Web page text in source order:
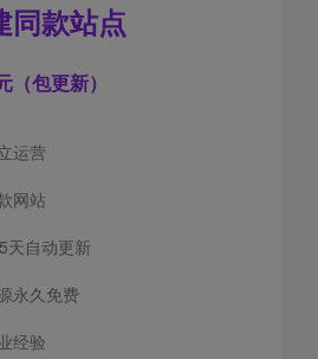
款站点
包更新）
运营
网站
天自动更新
永久免费
经验